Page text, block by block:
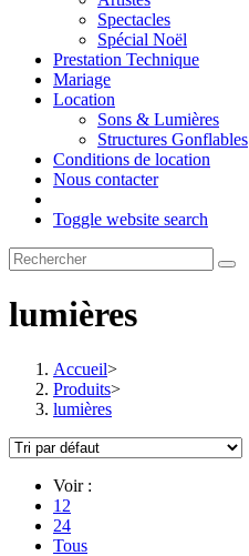
Spectacles
Spécial Noël
Prestation Technique
Mariage
Location
Sons & Lumières
Structures Gonflables
Conditions de location
Nous contacter
Toggle website search
lumières
Accueil>
Produits>
lumières
Voir :
12
24
Tous